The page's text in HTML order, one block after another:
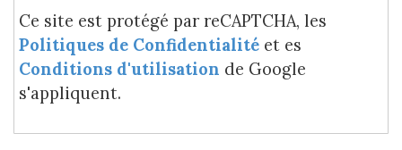
Ce site est protégé par reCAPTCHA, les
Politiques de Confidentialité et es
Conditions d'utilisation de Google
s'appliquent.